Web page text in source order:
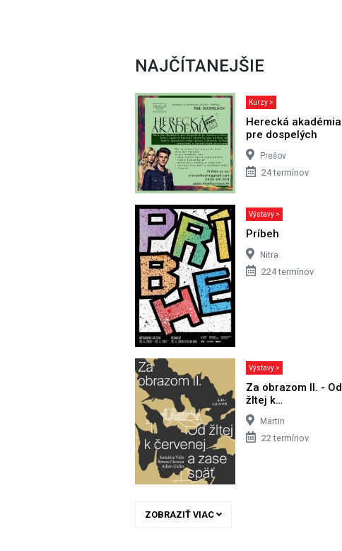
NAJČÍTANEJŠIE
Kurzy >
Herecká akadémia
pre dospelých
Prešov
24 termínov
Výstavy >
Príbeh
Nitra
224 termínov
Výstavy >
Za obrazom II. - Od
žltej k…
Martin
22 termínov
ZOBRAZIŤ VIAC